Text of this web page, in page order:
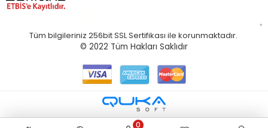
Tüm bilgileriniz 256bit SSL Sertifikası ile korunmaktadır.
© 2022 Tüm Hakları Saklıdır
0